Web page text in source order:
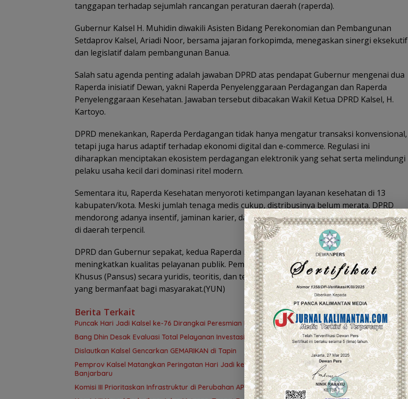
tanggapan terhadap sejumlah rancangan peraturan daerah (raperda).
Gubernur Kalsel H. Muhidin diwakili Asisten Bidang Perekonomian dan Pembangunan
Setdaprov Kalsel, Ariadi Noor, bersama jajaran forkopimda, menegaskan sinergi eksekutif
dan legislatif dalam pembangunan Banua.
Salah satu agenda penting adalah jawaban DPRD atas pendapat Gubernur mengenai dua
Raperda inisiatif Dewan, yakni Raperda Penyelenggaraan Perdagangan dan Raperda
Penyelenggaraan Kesehatan. Jawaban tersebut dibacakan Wakil Ketua DPRD Kalsel, H.
Kartoyo.
DPRD menekankan, Raperda Perdagangan tidak hanya mengatur transaksi konvensional,
tetapi juga harus adaptif terhadap ekonomi digital dan e-commerce. Regulasi ini
diharapkan menciptakan ekosistem perdagangan elektronik yang sehat serta melindungi
pelaku usaha kecil dari dominasi ritel modern.
Sementara itu, Raperda Kesehatan menyoroti ketimpangan layanan kesehatan di 13
kabupaten/kota. Meski jumlah tenaga medis cukup, distribusinya belum merata. DPRD
mendorong adanya insentif, jaminan karier, dan fasilitas memadai bagi tenaga kesehatan
di daerah terpencil.
DPRD dan Gubernur sepakat, kedua Raperda ini merupakan komitmen bersama untuk
meningkatkan kualitas pelayanan publik. Pembahasan akan dilanjutkan melalui Panitia
Khusus (Pansus) secara yuridis, teoritis, dan teknis agar menghasilkan produk hukum
yang bermanfaat bagi masyarakat.(YUN)
Berita Terkait
Puncak Hari Jadi Kalsel ke-76 Dirangkai Peresmian Masjid Syekh Muhammad Arsyad Al Banjari
‎Bang Dhin Desak Evaluasi Total Pelayanan Investasi Kalsel
Dislautkan Kalsel Gencarkan GEMARIKAN di Tapin
Pemprov Kalsel Matangkan Peringatan Hari Jadi ke-76, Puncak Acara Digelar 13 Agustus di
Banjarbaru
‎Komisi III Prioritaskan Infrastruktur di Perubahan APBD 2026